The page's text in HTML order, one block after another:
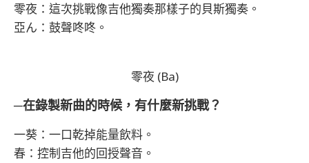
零夜：這次挑戰像吉他獨奏那樣子的貝斯獨奏。
亞ん：鼓聲咚咚。
零夜 (Ba)
─在錄製新曲的時候，有什麼新挑戰？
一葵：一口乾掉能量飲料。
春：控制吉他的回授聲音。